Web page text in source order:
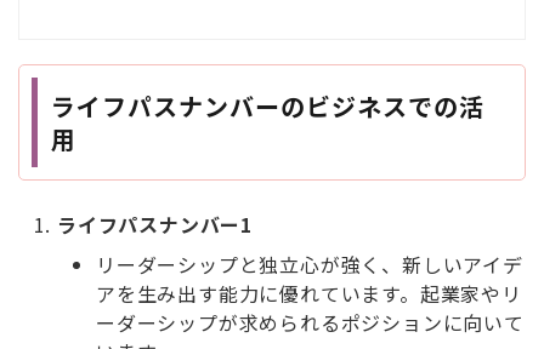
ライフパスナンバーのビジネスでの活
用
ライフパスナンバー1
リーダーシップと独立心が強く、新しいアイデ
アを生み出す能力に優れています。起業家やリ
ーダーシップが求められるポジションに向いて